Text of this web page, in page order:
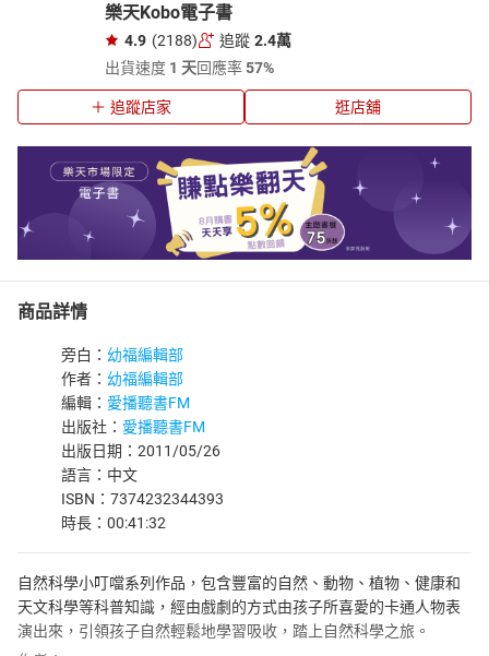
樂天Kobo電子書
4.9 (2188) 追蹤 2.4萬
出貨速度 1 天回應率57%
追蹤店家 逛店舖
商品詳情
旁白： 幼福編輯部
作者： 幼福編輯部
編輯： 愛播聽書FM
出版社： 愛播聽書FM
出版日期：2011/05/26
語言：中文
ISBN：7374232344393
時長：00:41:32
自然科學小叮噹系列作品，包含豐富的自然、動物、植物、健康和
天文科學等科普知識，經由戲劇的方式由孩子所喜愛的卡通人物表
演出來，引領孩子自然輕鬆地學習吸收，踏上自然科學之旅。